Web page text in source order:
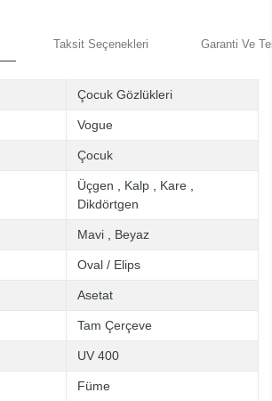
Taksit Seçenekleri Garanti Ve
Çocuk Gözlükleri
Vogue
Çocuk
Üçgen Kalp Kare
Dikdörtgen
Mavi Beyaz
Oval / Elips
Asetat
Tam Çerçeve
UV 400
Füme